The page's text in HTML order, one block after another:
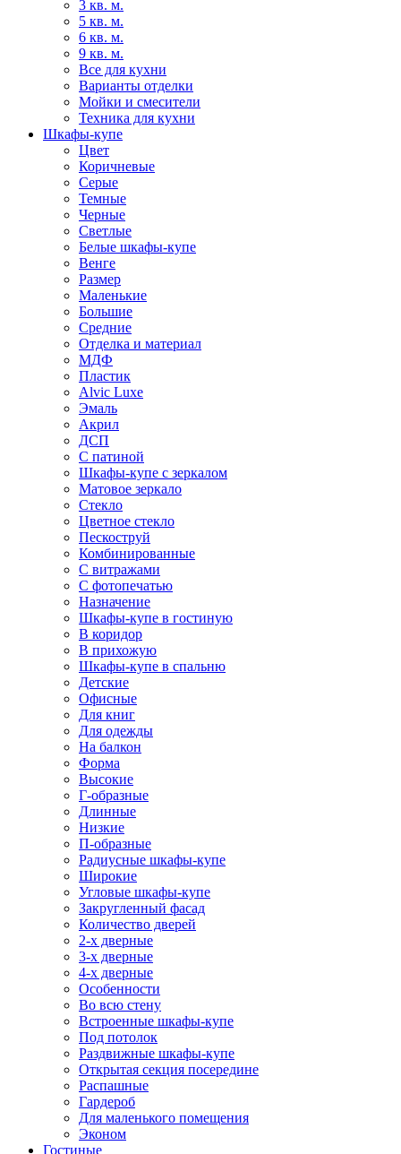
3 кв. м.
5 кв. м.
6 кв. м.
9 кв. м.
Все для кухни
Варианты отделки
Мойки и смесители
Техника для кухни
Шкафы-купе
Цвет
Коричневые
Серые
Темные
Черные
Светлые
Белые шкафы-купе
Венге
Размер
Маленькие
Большие
Средние
Отделка и материал
МДФ
Пластик
Alvic Luxe
Эмаль
Акрил
ДСП
С патиной
Шкафы-купе с зеркалом
Матовое зеркало
Стекло
Цветное стекло
Пескоструй
Комбинированные
С витражами
С фотопечатью
Назначение
Шкафы-купе в гостиную
В коридор
В прихожую
Шкафы-купе в спальню
Детские
Офисные
Для книг
Для одежды
На балкон
Форма
Высокие
Г-образные
Длинные
Низкие
П-образные
Радиусные шкафы-купе
Широкие
Угловые шкафы-купе
Закругленный фасад
Количество дверей
2-х дверные
3-х дверные
4-х дверные
Особенности
Во всю стену
Встроенные шкафы-купе
Под потолок
Раздвижные шкафы-купе
Открытая секция посередине
Распашные
Гардероб
Для маленького помещения
Эконом
Гостиные